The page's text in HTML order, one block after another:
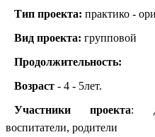
Тип проекта: практико -
Вид проекта: групповой
Продолжительность:
Возраст - 4 - 5лет.
Участники проекта:
воспитатели, родители